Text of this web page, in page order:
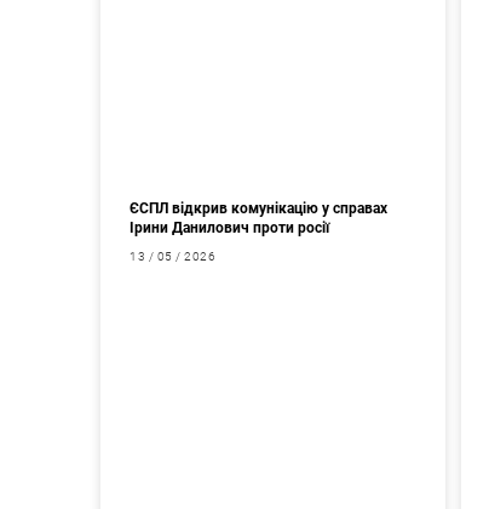
ЄСПЛ відкрив комунікацію у справах
Ірини Данилович проти росії
13 / 05 / 2026